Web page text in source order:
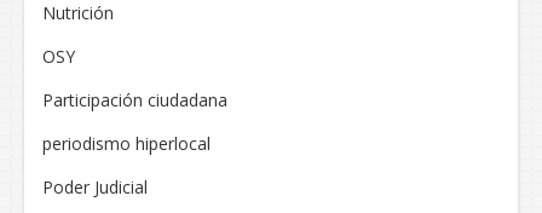
Nutrición
OSY
Participación ciudadana
periodismo hiperlocal
Poder Judicial